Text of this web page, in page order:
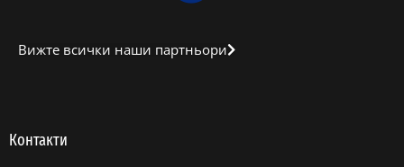
Вижте всички наши партньори
Контакти